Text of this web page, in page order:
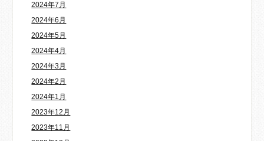
2024年7月
2024年6月
2024年5月
2024年4月
2024年3月
2024年2月
2024年1月
2023年12月
2023年11月